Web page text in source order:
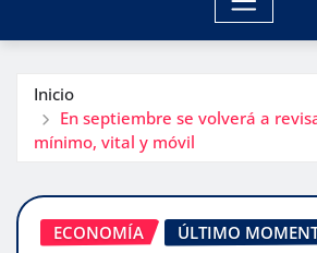
Inicio
En septiembre se volverá a
mínimo, vital y móvil
ECONOMÍA ÚLTIMO